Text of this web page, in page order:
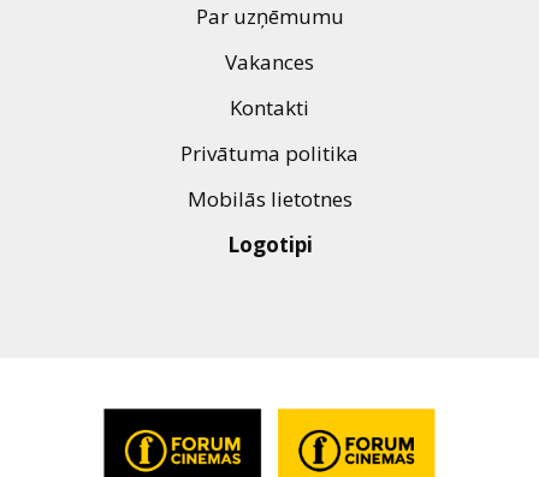
Par uzņēmumu
Vakances
Kontakti
Privātuma politika
Mobilās lietotnes
Logotipi